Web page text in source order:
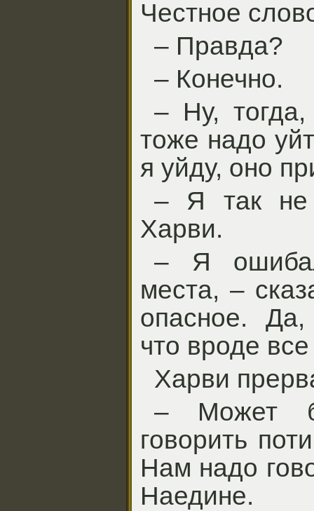
Честное
– Правда?
– Конечно.
– Ну,
тоже надо
я уйду, оно
– Я так не
Харви.
– Я
места, –
опасное.
что вроде
Харви
– Может
говорить
Нам надо
Наедине.